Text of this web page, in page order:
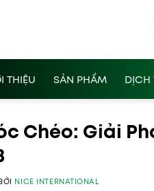
THIỆU SẢN PHẨM DỊCH
Chéo: Giải
NICE INTERNATIONAL